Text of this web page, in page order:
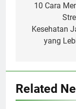
pos
10 Cara
Kesehatan
yang
Related